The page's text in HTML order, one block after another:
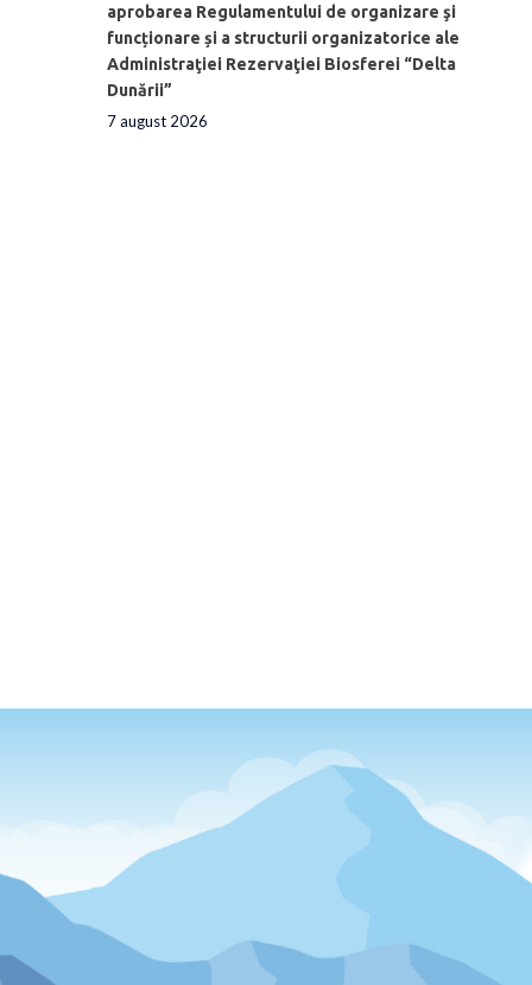
aprobarea Regulamentului de organizare şi
funcționare și a structurii organizatorice ale
Administraţiei Rezervaţiei Biosferei “Delta
Dunării”
7 august 2026